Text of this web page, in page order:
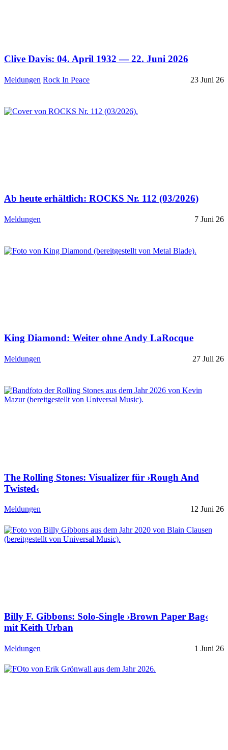
Clive Davis: 04. April 1932 — 22. Juni 2026
Meldungen Rock In Peace 23 Juni 26
Ab heute erhältlich: ROCKS Nr. 112 (03/2026)
Meldungen 7 Juni 26
King Diamond: Weiter ohne Andy LaRocque
Meldungen 27 Juli 26
The Rolling Stones: Visualizer für ›Rough And
Twisted‹
Meldungen 12 Juni 26
Billy F. Gibbons: Solo-Single ›Brown Paper Bag‹
mit Keith Urban
Meldungen 1 Juni 26